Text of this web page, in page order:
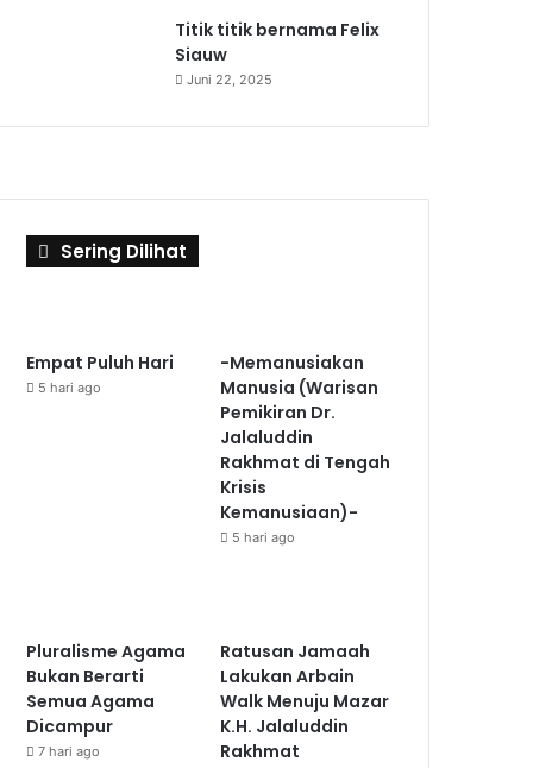
Titik titik bernama Felix
Siauw
Juni 22, 2025
Sering Dilihat
Empat Puluh Hari
5 hari ago
-Memanusiakan
Manusia (Warisan
Pemikiran Dr.
Jalaluddin
Rakhmat di Tengah
Krisis
Kemanusiaan)-
5 hari ago
Pluralisme Agama
Bukan Berarti
Semua Agama
Dicampur
7 hari ago
Ratusan Jamaah
Lakukan Arbain
Walk Menuju Mazar
K.H. Jalaluddin
Rakhmat